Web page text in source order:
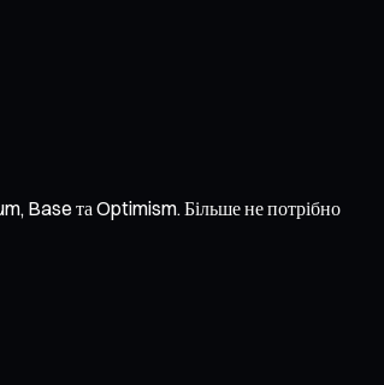
Base та Optimism. Більше не потрібно